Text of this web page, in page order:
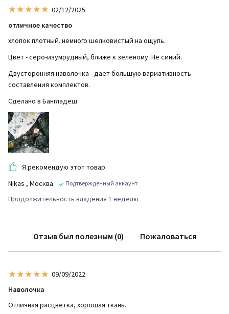
02/12/2025
отличное качество
хлопок плотный. немного шелковистый на ощупь.
Цвет - серо-изумрудный, ближе к зеленому. Не синий.
Двусторонняя наволочка - дает большую вариативность
составления комплектов.
Сделано в Бангладеш
Я рекомендую этот товар
Nikas , Москва Подтвержденный аккаунт
Продолжительность владения 1 неделю
Отзыв был полезным (0) Пожаловаться
09/09/2022
Наволочка
Отличная расцветка, хорошая ткань.